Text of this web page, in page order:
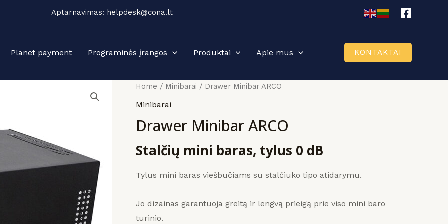
Aptarnavimas: helpdesk@cona.lt
Planet payment Programinės įrangos Produktai Apie mus KONTAKTAI
Home / Minibarai / Drawer Minibar ARCO
Minibarai
Drawer Minibar ARCO
Stalčių mini baras, tylus 0 dB
Tylus mini baras viešbučiams su stalčiuko tipo atidarymu.
Jo dizainas garantuoja greitą ir lengvą prieigą prie viso mini baro
turinio.